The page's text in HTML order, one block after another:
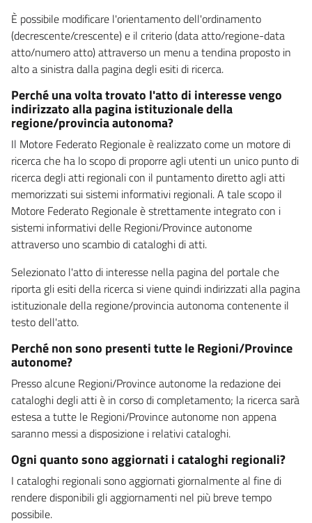
È possibile modificare l'orientamento dell'ordinamento
(decrescente/crescente) e il criterio (data atto/regione-data
atto/numero atto) attraverso un menu a tendina proposto in
alto a sinistra dalla pagina degli esiti di ricerca.
Perché una volta trovato l'atto di interesse vengo
indirizzato alla pagina istituzionale della
regione/provincia autonoma?
Il Motore Federato Regionale è realizzato come un motore di
ricerca che ha lo scopo di proporre agli utenti un unico punto di
ricerca degli atti regionali con il puntamento diretto agli atti
memorizzati sui sistemi informativi regionali. A tale scopo il
Motore Federato Regionale è strettamente integrato con i
sistemi informativi delle Regioni/Province autonome
attraverso uno scambio di cataloghi di atti.
Selezionato l'atto di interesse nella pagina del portale che
riporta gli esiti della ricerca si viene quindi indirizzati alla pagina
istituzionale della regione/provincia autonoma contenente il
testo dell'atto.
Perché non sono presenti tutte le Regioni/Province
autonome?
Presso alcune Regioni/Province autonome la redazione dei
cataloghi degli atti è in corso di completamento; la ricerca sarà
estesa a tutte le Regioni/Province autonome non appena
saranno messi a disposizione i relativi cataloghi.
Ogni quanto sono aggiornati i cataloghi regionali?
I cataloghi regionali sono aggiornati giornalmente al fine di
rendere disponibili gli aggiornamenti nel più breve tempo
possibile.